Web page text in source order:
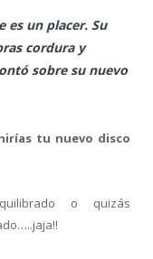
es un placer. Su
cordura y
sobre su nuevo
tu nuevo disco
o quizás